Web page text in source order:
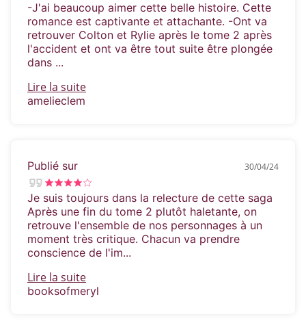
-J'ai beaucoup aimer cette belle histoire. Cette
romance est captivante et attachante. -Ont va
retrouver Colton et Rylie après le tome 2 après
l'accident et ont va être tout suite être plongée
dans ...
Lire la suite
amelieclem
Publié sur 30/04/24
Je suis toujours dans la relecture de cette saga
Après une fin du tome 2 plutôt haletante, on
retrouve l'ensemble de nos personnages à un
moment très critique. Chacun va prendre
conscience de l'im...
Lire la suite
booksofmeryl